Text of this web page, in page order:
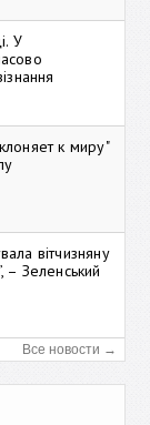
У
к миру"
вітчизняну
– Зеленський
Все новости →